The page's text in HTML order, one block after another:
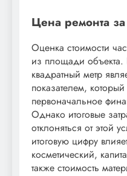
Цена ремонта
Оценка стоимости
из площади
квадратный метр
показателем, который
первоначальное
Однако итоговые
отклоняться от этой
итоговую цифру
косметический,
также стоимость